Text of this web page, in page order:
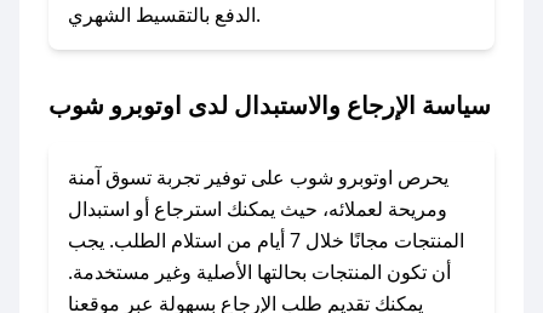
### ماذا أفعل إذا لم أجد كود خصم لمتجري
المفضل؟
مراسلتنا مباشرة وسنعمل على توفير الكوبونات في
### كيف تحصل على كوبونات خصم حصرية من
اوتوبرو شوب؟
للحصول على كوبونات وخصومات حصرية، قم بما
يلي:
الدفع بالتقسيط الشهري.
سياسة الإرجاع والاستبدال لدى اوتوبرو شوب
يحرص اوتوبرو شوب على توفير تجربة تسوق آمنة
ومريحة لعملائه، حيث يمكنك استرجاع أو استبدال
المنتجات مجانًا خلال 7 أيام من استلام الطلب. يجب
أن تكون المنتجات بحالتها الأصلية وغير مستخدمة.
يمكنك تقديم طلب الإرجاع بسهولة عبر موقعنا